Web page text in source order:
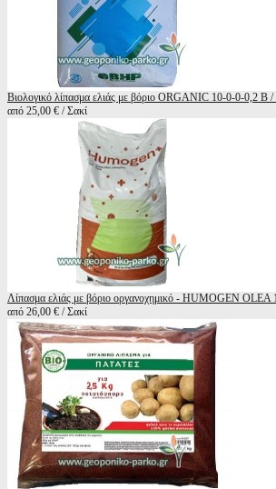
Βιολογικό λίπασμα ελιάς με βόριο ORGANIC 10-0-0-0,2 B
από 25,00 € / Σακί
Λίπασμα ελιάς με βόριο οργανοχημικό - HUMOGEN
από 26,00 € / Σακί